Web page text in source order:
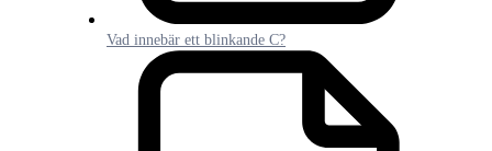
Vad innebär ett blinkande C?